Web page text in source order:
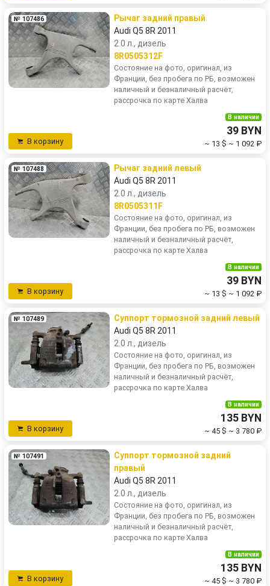
№ 107486
Рычаг задний правый
Audi Q5 8R 2011
2.0 л., дизель
8R0505312F
Состояние на фото, оригинал, из
Франции, без пробега по РБ, возможен
наличный и безналичный расчёт,
рассрочка по карте Халва
В корзину
В наличии
39 BYN
~ 13 $ ~ 1 092 ₽
№ 107488
Рычаг задний левый
Audi Q5 8R 2011
2.0 л., дизель
8R0505311F
Состояние на фото, оригинал, из
Франции, без пробега по РБ, возможен
наличный и безналичный расчёт,
рассрочка по карте Халва
В корзину
В наличии
39 BYN
~ 13 $ ~ 1 092 ₽
№ 107489
Суппорт тормозной задний левый
Audi Q5 8R 2011
2.0 л., дизель
Состояние на фото, оригинал, из
Франции, без пробега по РБ, возможен
наличный и безналичный расчёт,
рассрочка по карте Халва
В корзину
В наличии
135 BYN
~ 45 $ ~ 3 780 ₽
№ 107491
Суппорт тормозной задний
правый
Audi Q5 8R 2011
2.0 л., дизель
Состояние на фото, оригинал, из
Франции, без пробега по РБ, возможен
наличный и безналичный расчёт,
рассрочка по карте Халва
В корзину
В наличии
135 BYN
~ 45 $ ~ 3 780 ₽